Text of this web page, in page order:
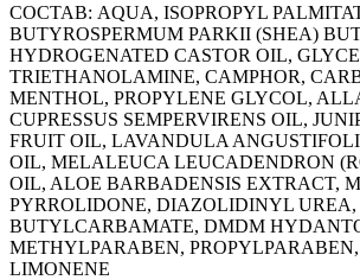
СОСТАВ: AQUA, ISOPROPYL
BUTYROSPERMUM PARKII (SHEA)
HYDROGENATED CASTOR OIL,
TRIETHANOLAMINE, CAMPHOR,
MENTHOL, PROPYLENE GLYCOL,
CUPRESSUS SEMPERVIRENS OIL,
FRUIT OIL, LAVANDULA
OIL, MELALEUCA LEUCADENDRON
OIL, ALOE BARBADENSIS EXTRACT,
PYRROLIDONE, DIAZOLIDINYL
BUTYLCARBAMATE, DMDM
METHYLPARABEN,
LIMONENE